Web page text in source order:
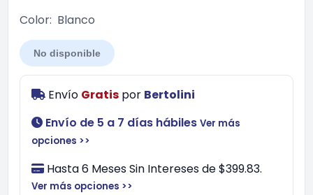
Color: Blanco
No disponible
Envío Gratis por Bertolini
Envío de 5 a 7 días hábiles Ver más
opciones >>
Hasta 6 Meses Sin Intereses de $399.83.
Ver más opciones >>